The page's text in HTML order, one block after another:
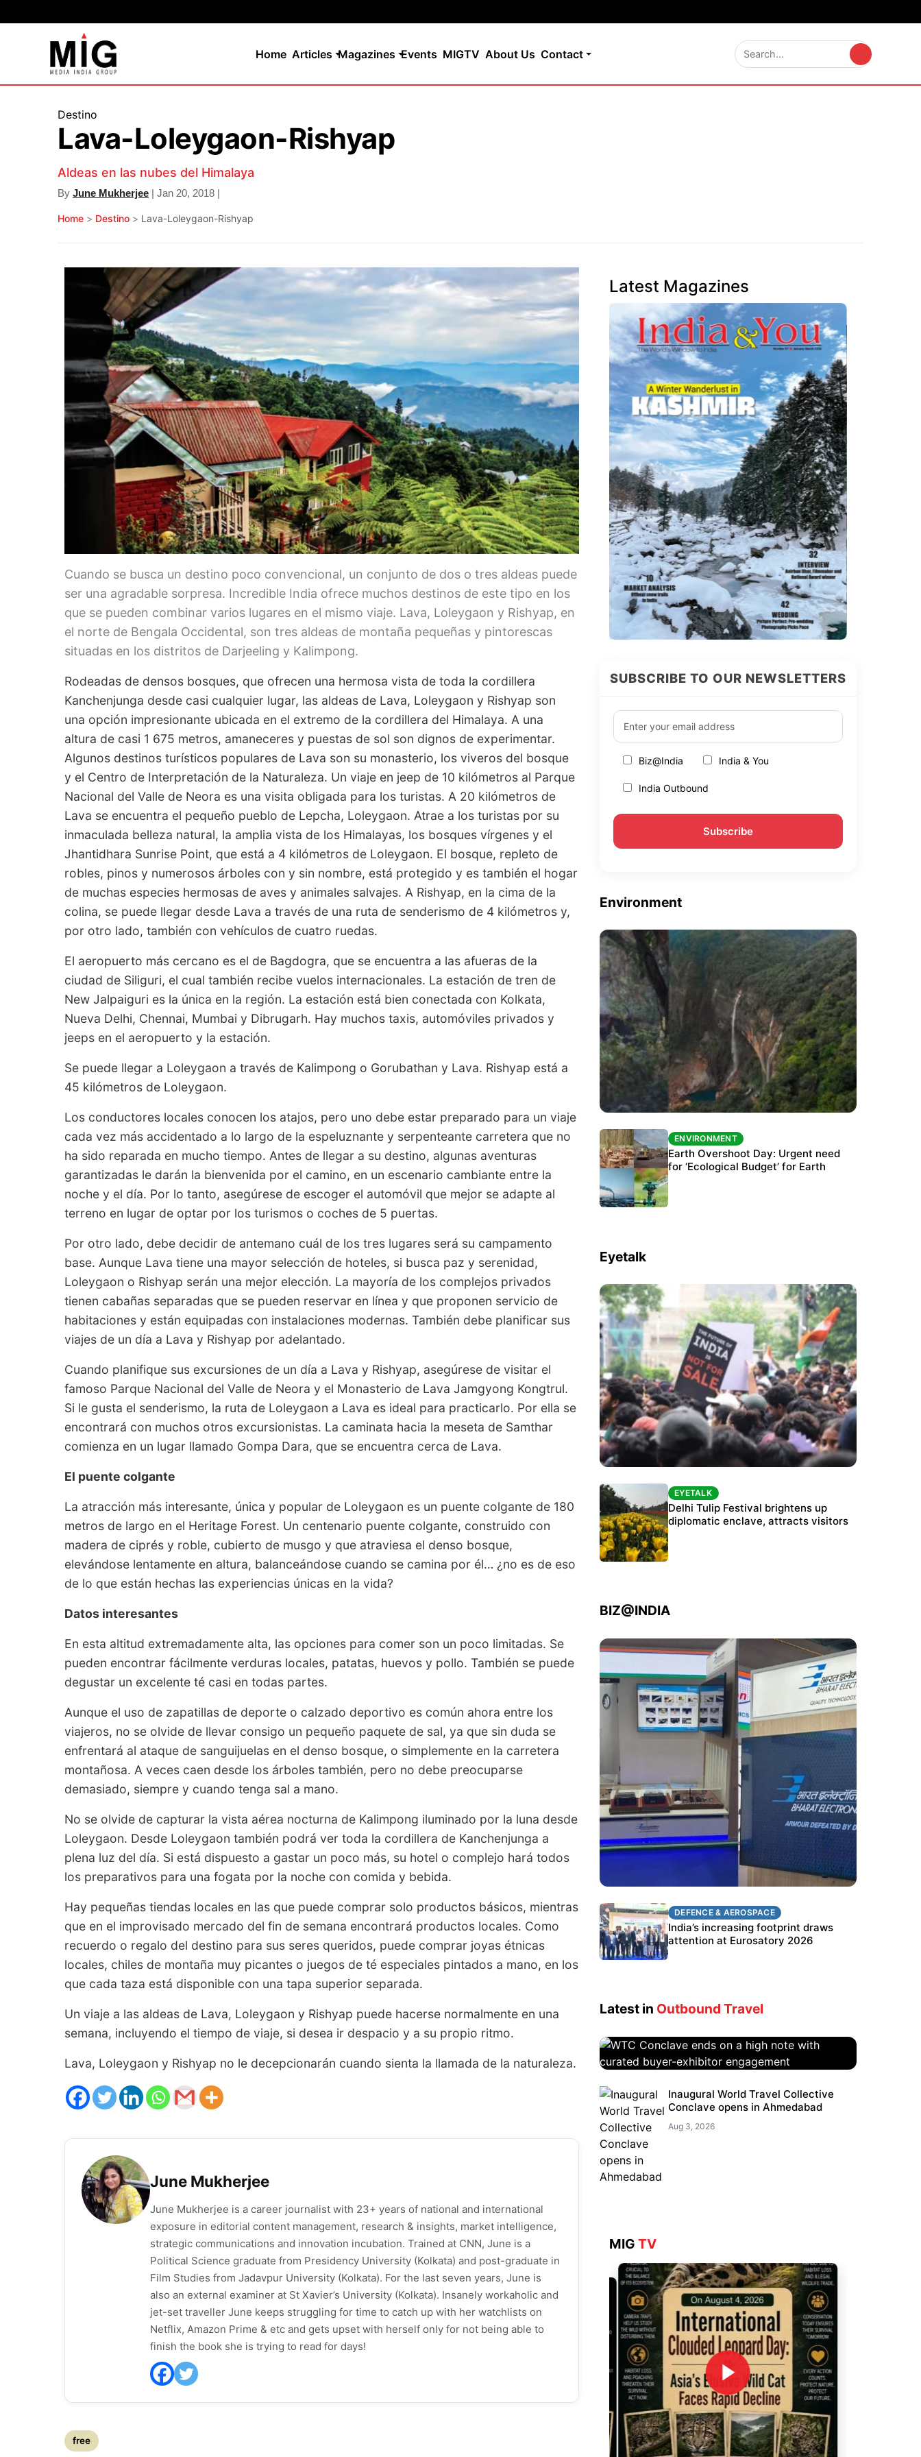
Home Articles Magazines Events MIGTV About Us Contact
Destino
Lava-Loleygaon-Rishyap
Aldeas en las nubes del Himalaya
By June Mukherjee | Jan 20, 2018 |
Home > Destino > Lava-Loleygaon-Rishyap
Cuando se busca un destino poco convencional, un conjunto de dos o tres aldeas puede
ser una agradable sorpresa. Incredible India ofrece muchos destinos de este tipo en los
que se pueden combinar varios lugares en el mismo viaje. Lava, Loleygaon y Rishyap, en
el norte de Bengala Occidental, son tres aldeas de montaña pequeñas y pintorescas
situadas en los distritos de Darjeeling y Kalimpong.
Rodeadas de densos bosques, que ofrecen una hermosa vista de toda la cordillera
Kanchenjunga desde casi cualquier lugar, las aldeas de Lava, Loleygaon y Rishyap son
una opción impresionante ubicada en el extremo de la cordillera del Himalaya. A una
altura de casi 1 675 metros, amaneceres y puestas de sol son dignos de experimentar.
Algunos destinos turísticos populares de Lava son su monasterio, los viveros del bosque
y el Centro de Interpretación de la Naturaleza. Un viaje en jeep de 10 kilómetros al Parque
Nacional del Valle de Neora es una visita obligada para los turistas. A 20 kilómetros de
Lava se encuentra el pequeño pueblo de Lepcha, Loleygaon. Atrae a los turistas por su
inmaculada belleza natural, la amplia vista de los Himalayas, los bosques vírgenes y el
Jhantidhara Sunrise Point, que está a 4 kilómetros de Loleygaon. El bosque, repleto de
robles, pinos y numerosos árboles con y sin nombre, está protegido y es también el hogar
de muchas especies hermosas de aves y animales salvajes. A Rishyap, en la cima de la
colina, se puede llegar desde Lava a través de una ruta de senderismo de 4 kilómetros y,
por otro lado, también con vehículos de cuatro ruedas.
El aeropuerto más cercano es el de Bagdogra, que se encuentra a las afueras de la
ciudad de Siliguri, el cual también recibe vuelos internacionales. La estación de tren de
New Jalpaiguri es la única en la región. La estación está bien conectada con Kolkata,
Nueva Delhi, Chennai, Mumbai y Dibrugarh. Hay muchos taxis, automóviles privados y
jeeps en el aeropuerto y la estación.
Se puede llegar a Loleygaon a través de Kalimpong o Gorubathan y Lava. Rishyap está a
45 kilómetros de Loleygaon.
Los conductores locales conocen los atajos, pero uno debe estar preparado para un viaje
cada vez más accidentado a lo largo de la espeluznante y serpenteante carretera que no
ha sido reparada en mucho tiempo. Antes de llegar a su destino, algunas aventuras
garantizadas le darán la bienvenida por el camino, en un escenario cambiante entre la
noche y el día. Por lo tanto, asegúrese de escoger el automóvil que mejor se adapte al
terreno en lugar de optar por los turismos o coches de 5 puertas.
Por otro lado, debe decidir de antemano cuál de los tres lugares será su campamento
base. Aunque Lava tiene una mayor selección de hoteles, si busca paz y serenidad,
Loleygaon o Rishyap serán una mejor elección. La mayoría de los complejos privados
tienen cabañas separadas que se pueden reservar en línea y que proponen servicio de
habitaciones y están equipadas con instalaciones modernas. También debe planificar sus
viajes de un día a Lava y Rishyap por adelantado.
Cuando planifique sus excursiones de un día a Lava y Rishyap, asegúrese de visitar el
famoso Parque Nacional del Valle de Neora y el Monasterio de Lava Jamgyong Kongtrul.
Si le gusta el senderismo, la ruta de Loleygaon a Lava es ideal para practicarlo. Por ella se
encontrará con muchos otros excursionistas. La caminata hacia la meseta de Samthar
comienza en un lugar llamado Gompa Dara, que se encuentra cerca de Lava.
El puente colgante
La atracción más interesante, única y popular de Loleygaon es un puente colgante de 180
metros de largo en el Heritage Forest. Un centenario puente colgante, construido con
madera de ciprés y roble, cubierto de musgo y que atraviesa el denso bosque,
elevándose lentamente en altura, balanceándose cuando se camina por él… ¿no es de eso
de lo que están hechas las experiencias únicas en la vida?
Datos interesantes
En esta altitud extremadamente alta, las opciones para comer son un poco limitadas. Se
pueden encontrar fácilmente verduras locales, patatas, huevos y pollo. También se puede
degustar un excelente té casi en todas partes.
Aunque el uso de zapatillas de deporte o calzado deportivo es común ahora entre los
viajeros, no se olvide de llevar consigo un pequeño paquete de sal, ya que sin duda se
enfrentará al ataque de sanguijuelas en el denso bosque, o simplemente en la carretera
montañosa. A veces caen desde los árboles también, pero no debe preocuparse
demasiado, siempre y cuando tenga sal a mano.
No se olvide de capturar la vista aérea nocturna de Kalimpong iluminado por la luna desde
Loleygaon. Desde Loleygaon también podrá ver toda la cordillera de Kanchenjunga a
plena luz del día. Si está dispuesto a gastar un poco más, su hotel o complejo hará todos
los preparativos para una fogata por la noche con comida y bebida.
Hay pequeñas tiendas locales en las que puede comprar solo productos básicos, mientras
que en el improvisado mercado del fin de semana encontrará productos locales. Como
recuerdo o regalo del destino para sus seres queridos, puede comprar joyas étnicas
locales, chiles de montaña muy picantes o juegos de té especiales pintados a mano, en los
que cada taza está disponible con una tapa superior separada.
Un viaje a las aldeas de Lava, Loleygaon y Rishyap puede hacerse normalmente en una
semana, incluyendo el tiempo de viaje, si desea ir despacio y a su propio ritmo.
Lava, Loleygaon y Rishyap no le decepcionarán cuando sienta la llamada de la naturaleza.
June Mukherjee
June Mukherjee is a career journalist with 23+ years of national and international
exposure in editorial content management, research & insights, market intelligence,
strategic communications and innovation incubation. Trained at CNN, June is a
Political Science graduate from Presidency University (Kolkata) and post-graduate in
Film Studies from Jadavpur University (Kolkata). For the last seven years, June is
also an external examiner at St Xavier’s University (Kolkata). Insanely workaholic and
jet-set traveller June keeps struggling for time to catch up with her watchlists on
Netflix, Amazon Prime & etc and gets upset with herself only for not being able to
finish the book she is trying to read for days!
free
Latest Magazines
SUBSCRIBE TO OUR NEWSLETTERS
Biz@India India & You
India Outbound
Environment
ENVIRONMENT
The Habitats Trust awards INR 33 million to
six conservation projects
ENVIRONMENT
Earth Overshoot Day: Urgent need
for ‘Ecological Budget’ for Earth
Eyetalk
Protests continue at Jantar Mantar despite
police crackdown
EYETALK
Delhi Tulip Festival brightens up
diplomatic enclave, attracts visitors
BIZ@INDIA
DEFENCE & AEROSPACE
BEL targets stronger export growth
through Eurosatory participation
DEFENCE & AEROSPACE
India’s increasing footprint draws
attention at Eurosatory 2026
Latest in Outbound Travel
WTC Conclave ends on a high
note with curated buyer-
exhibitor engagement
Inaugural World Travel Collective
Conclave opens in Ahmedabad
Aug 3, 2026
MIG TV